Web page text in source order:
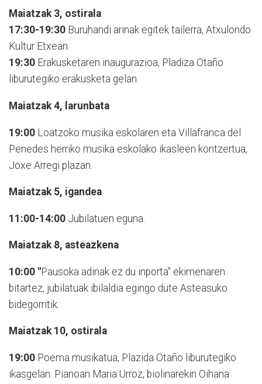
Maiatzak 3, ostirala
17:30-19:30 Buruhandi arinak egitek tailerra, Atxulondo
Kultur Etxean.
19:30 Erakusketaren inaugurazioa, Pladiza Otaño
liburutegiko erakusketa gelan.
Maiatzak 4, larunbata
19:00 Loatzoko musika eskolaren eta Villafranca del
Penedes herriko musika eskolako ikasleen kontzertua,
Joxe Arregi plazan.
Maiatzak 5, igandea
11:00-14:00 Jubilatuen eguna.
Maiatzak 8, asteazkena
10:00 "Pausoka adinak ez du inporta" ekimenaren
bitartez, jubilatuak ibilaldia egingo dute Asteasuko
bidegorritik.
Maiatzak 10, ostirala
19:00 Poema musikatua, Plazida Otaño liburutegiko
ikasgelan. Pianoan Maria Urroz, biolinarekin Oihana